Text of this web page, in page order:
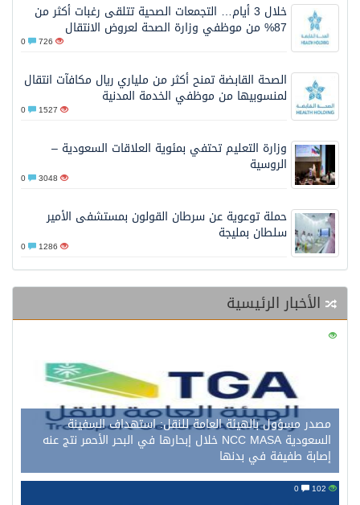
خلال 3 أيام… التجمعات الصحية تتلقى رغبات أكثر من
87% من موظفي وزارة الصحة لعروض الانتقال
726
الصحة القابضة تمنح أكثر من ملياري ريال مكافآت انتقال
لمنسوبيها من موظفي الخدمة المدنية
1527
وزارة التعليم تحتفي بمئوية العلاقات السعودية –
الروسية
3048
حملة توعوية عن سرطان القولون بمستشفى الأمير
سلطان بمليجة
1286
الأخبار الرئيسية
116
مصدر مسؤول بالهيئة العامة للنقل: استهداف السفينة
السعودية NCC MASA خلال إبحارها في البحر الأحمر نتج عنه
إصابة طفيفة في بدنها